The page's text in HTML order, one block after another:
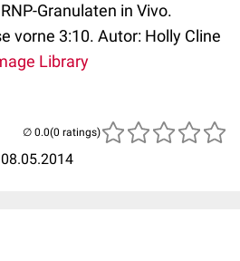
Granulaten in Vivo.
vorne 3:10. Autor: Holly Cline
Library
08.05.2014
(0 ratings)